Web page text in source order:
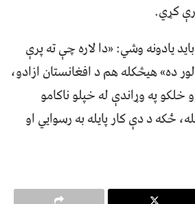
کړي.
یادونه وشي: «دا لاره چې ته پرې
ده» هیڅکله هم د افغانستان ازادو،
په وړاندې له خپلو ناکامو
ځکه د دې کار پایله به رسوایي او